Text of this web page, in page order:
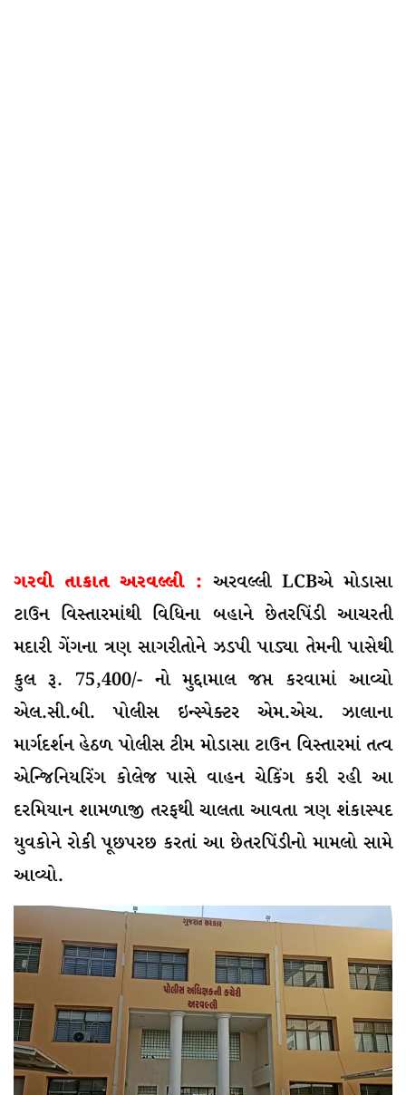
ગરવી તાકાત અરવલ્લી : અરવલ્લી LCBએ મોડાસા
ટાઉન વિસ્તારમાંથી વિધિના બહાને છેતરપિંડી આચરતી
મદારી ગેંગના ત્રણ સાગરીતોને ઝડપી પાડ્યા તેમની પાસેથી
કુલ રૂ. 75,400/- નો મુદ્દામાલ જપ્ત કરવામાં આવ્યો
એલ.સી.બી. પોલીસ ઇન્સ્પેક્ટર એમ.એચ. ઝાલાના
માર્ગદર્શન હેઠળ પોલીસ ટીમ મોડાસા ટાઉન વિસ્તારમાં તત્વ
એન્જિનિયરિંગ કોલેજ પાસે વાહન ચેકિંગ કરી રહી આ
દરમિયાન શામળાજી તરફથી ચાલતા આવતા ત્રણ શંકાસ્પદ
યુવકોને રોકી પૂછપરછ કરતાં આ છેતરપિંડીનો મામલો સામે
આવ્યો.